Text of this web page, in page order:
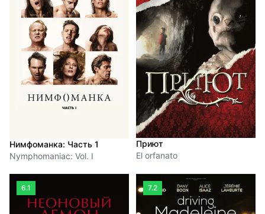
Нимфоманка: Часть 1
Nymphomaniac: Vol. I
Приют
El orfanato
6.1 7.2